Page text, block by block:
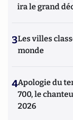
ira le grand
3Les villes
monde
4Apologie du
700, le
2026